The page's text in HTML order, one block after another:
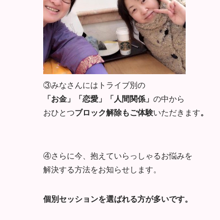
③みなさんにはトライブ別の
「お金」「恋愛」「人間関係」 の中から
おひとつブロック解除もご体験いただきます。
④さらに今、抱えていらっしゃるお悩みを
解決する方法をお知らせします。
個別セッションを選ばれる方が多いです。